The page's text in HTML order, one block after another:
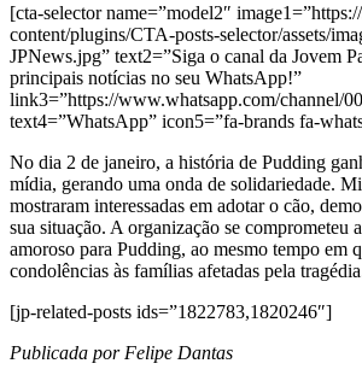
[cta-selector name=”model2″
content/plugins/CTA-posts-selector/assets/
JPNews.jpg” text2=”Siga o canal da Jovem
principais notícias no seu WhatsApp!”
link3=”https://www.whatsapp.com/channel/
text4=”WhatsApp” icon5=”fa-brands fa-
No dia 2 de janeiro, a história de Pudding
mídia, gerando uma onda de solidariedade.
mostraram interessadas em adotar o cão,
sua situação. A organização se comprometeu
amoroso para Pudding, ao mesmo tempo em
condolências às famílias afetadas pela
[jp-related-posts ids=”1822783,1820246″]
Publicada por Felipe Dantas